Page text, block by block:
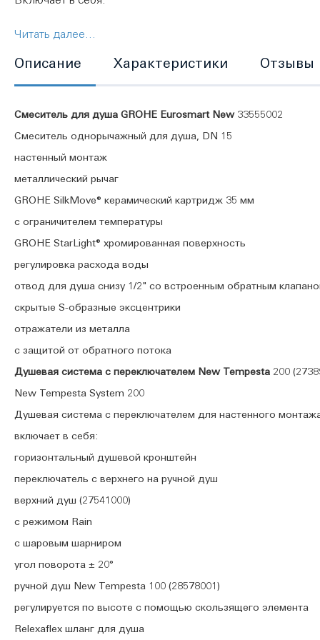
Душевая система GROHE New Tempesta 200
Читать далее...
Описание
Смеситель для душа GROHE Eurosmart New33555002
Смеситель однорычажный для душа, DN 15
настенный монтаж
металлический рычаг
GROHE SilkMove® керамический картридж 35 мм
с ограничителем температуры
GROHE StarLight® хромированная поверхность
регулировка расхода воды
отвод для душа снизу 1/2" со встроенным обратным
скрытые S-образные эксцентрики
отражатели из металла
с защитой от обратного потока
Душевая система с переключателем New Tempesta 200
New Tempesta System 200
Душевая система с переключателем для настенного
включает в себя:
горизонтальный душевой кронштейн
переключатель с верхнего на ручной душ
верхний душ (27541000)
с режимом Rain
с шаровым шарниром
угол поворота ± 20°
ручной душ New Tempesta 100 (28578001)
регулируется по высоте с помощью скользящего элемента
Relexaflex шланг для душа
Характеристики Отзывы